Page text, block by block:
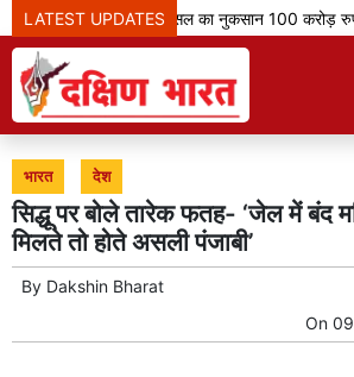
LATEST UPDATES
केरल में बारिश से फसल का नुकसान 100 करोड़
भारत देश
सिद्धू पर बोले तारेक फतह- ‘जेल में बंद
मिलते तो होते असली पंजाबी’
By Dakshin Bharat
On